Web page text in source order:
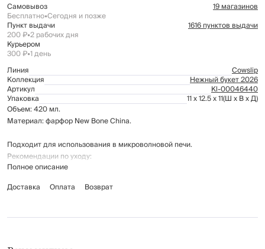
Самовывоз 19 магазинов
Бесплатно•Сегодня и позже
Пункт выдачи 1616 пунктов выдачи
200 ₽•2 рабочих дня
Курьером
300 ₽•1 день
Линия
Cowslip
Коллекция Нежный букет 2026
Артикул Kl-00046440
Упаковка 11 x 12.5 x 11(Ш x В x Д)
Объем: 420 мл.
Материал: фарфор New Bone China.
Подходит для использования в микроволновой печи.
Рекомендации по уходу:
мыть вручную с применением мягких моющих средств
не использовать для ухода абразивные чистящие средства и
жесткие губки
Полное описание
Доставка
Оплата Возврат